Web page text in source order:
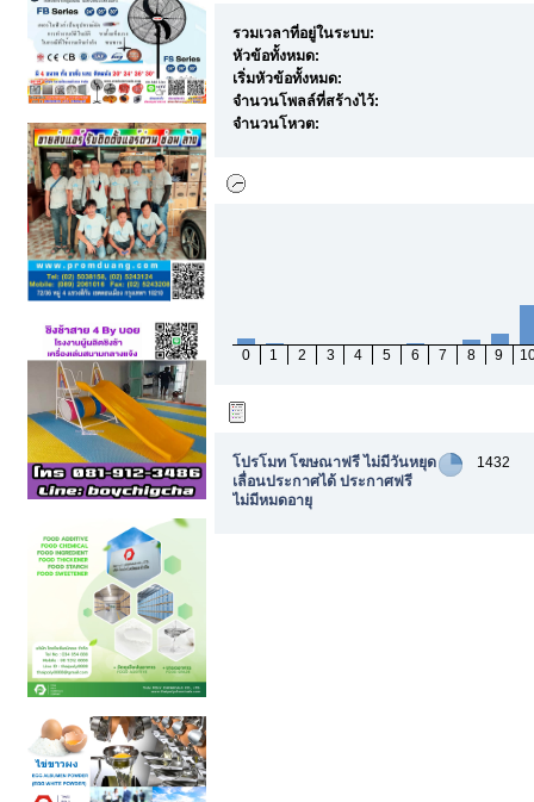
รวมเวลาที่อยู่ในระบบ:
หัวข้อทั้งหมด:
เริ่มหัวข้อทั้งหมด:
จำนวนโพลล์ที่สร้างไว้:
จำนวนโหวต:
0 1 2 3 4 5 6 7 8 9
โปรโมท โฆษณาฟรี ไม่มีวันหยุด
เลื่อนประกาศได้ ประกาศฟรี
ไม่มีหมดอายุ
1432